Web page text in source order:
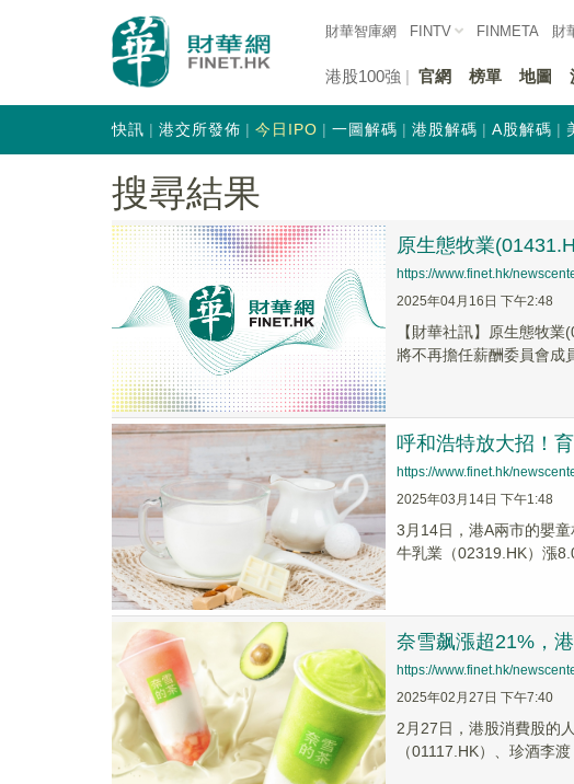
財華智庫網 FINTV FINMETA 財
港股100強 官網 榜單 地圖
快訊 港交所發佈 今日IPO 一圖解碼 港股解碼 A股解碼
搜尋結果
原生態牧業
https://www.finet.hk/
2025年04月16日 下午2:48
【財華社訊】原生態牧
將不再擔任薪酬委員會成
呼和浩特放大招！
https://www.finet.hk/
2025年03月14日 下午1:48
3月14日，港A兩市的嬰
牛乳業（02319.HK）漲
奈雪飙漲超21%，
https://www.finet.hk/
2025年02月27日 下午7:40
2月27日，港股消費股的
（01117.HK）、珍酒李渡